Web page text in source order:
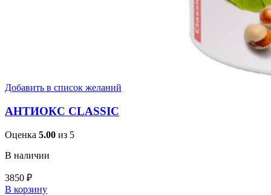
Добавить в список желаний
АНТИОКС CLASSIC
Оценка 5.00 из 5
В наличии
3850 ₽
В корзину